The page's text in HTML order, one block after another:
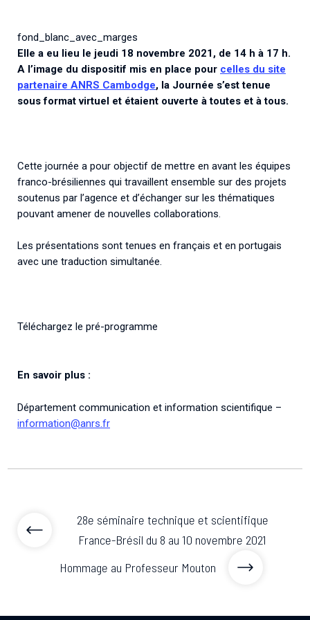
Ouverte depuis décembre 2023, pour suivre l'épidémie
en RDC, elle reste active suite à des cas à Mayotte et à
La Réunion.
fond_blanc_avec_marges
Elle a eu lieu le jeudi 18 novembre 2021, de 14 h à 17 h.
A l’image du dispositif mis en place pour celles du site
partenaire ANRS Cambodge, la Journée s’est tenue
sous format virtuel et étaient ouverte à toutes et à tous.
Cette journée a pour objectif de mettre en avant les équipes
franco-brésiliennes qui travaillent ensemble sur des projets
soutenus par l’agence et d’échanger sur les thématiques
pouvant amener de nouvelles collaborations.
Les présentations sont tenues en français et en portugais
avec une traduction simultanée.
Téléchargez le pré-programme
En savoir plus :
Département communication et information scientifique –
information@anrs.fr
28e séminaire technique et scientifique
France-Brésil du 8 au 10 novembre 2021
Hommage au Professeur Mouton